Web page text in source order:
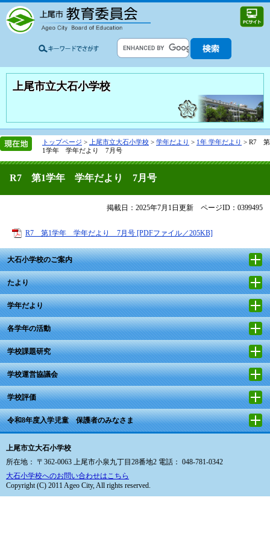
上尾市立大石小学校
トップページ > 上尾市立大石小学校 > 学年だより > 1年 学年だより > R7 第
1学年 学年だより 7月号
R7 第1学年 学年だより 7月号
掲載日：2025年7月1日更新 ページID：0399495
R7 第1学年 学年だより 7月号 [PDFファイル／205KB]
大石小学校のご案内
たより
学年だより
各学年の活動
学校課題研究
学校運営協議会
学校評価
令和8年度入学児童 保護者のみなさま
上尾市立大石小学校
所在地： 〒362-0063 上尾市小泉九丁目28番地2 電話： 048-781-0342
大石小学校へのお問い合わせはこちら
Copyright (C) 2011 Ageo City, All rights reserved.